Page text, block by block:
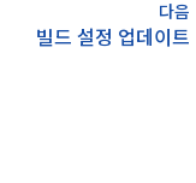
다음
빌드 설정 업데이트